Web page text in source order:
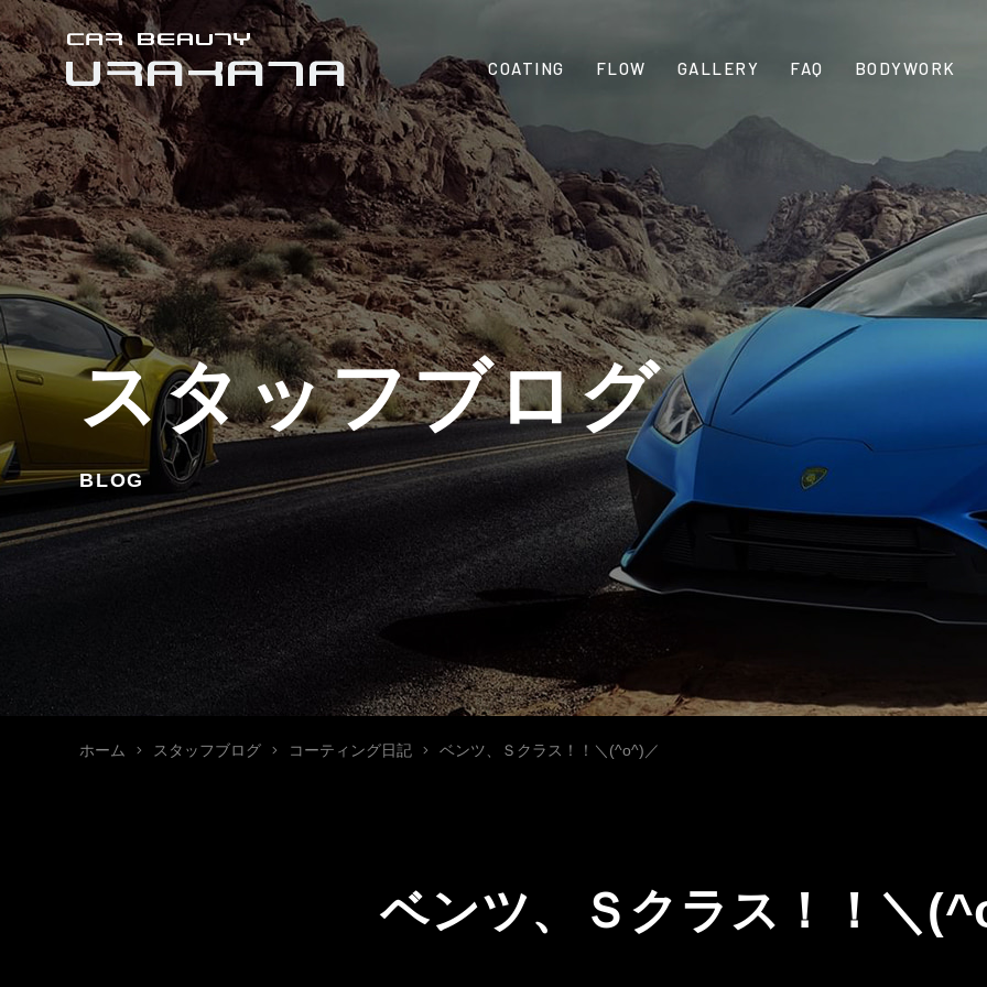
COATING FLOW GALLERY FAQ BODYWORK
スタッフブログ
BLOG
ホーム スタッフブログ コーティング日記 ベンツ、Ｓクラス！！＼(^o^)／
ベンツ、Ｓクラス！！＼